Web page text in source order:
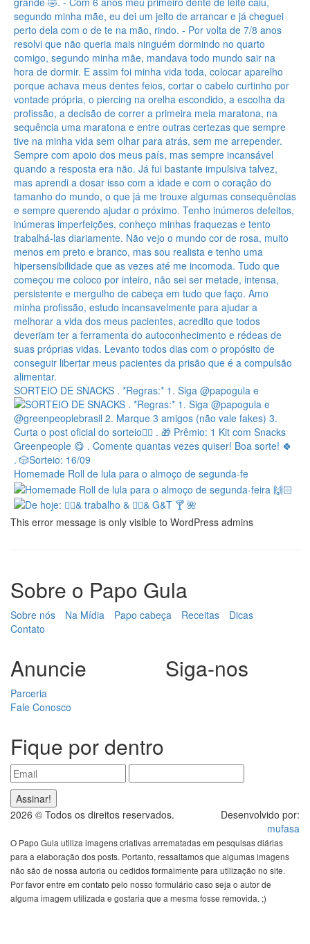
SORTEIO DE SNACKS . *Regras:* 1. Siga @papogula e
Homemade Roll de lula para o almoço de segunda-fe
This error message is only visible to WordPress admins
Sobre o Papo Gula
Sobre nós Na Mídia Papo cabeça Receitas
Dicas
Contato
Anuncie
Parceria
Fale Conosco
Siga-nos
Fique por dentro
2026 © Todos os direitos reservados.
Desenvolvido por:
mufasa
O Papo Gula utiliza imagens criativas arrematadas em pesquisas diárias
para a elaboração dos posts. Portanto, ressaltamos que algumas imagens
não são de nossa autoria ou cedidos formalmente para utilização no site.
Por favor entre em contato pelo nosso formulário caso seja o autor de
alguma imagem utilizada e gostaria que a mesma fosse removida. ;)